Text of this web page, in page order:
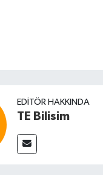
EDITÖR HAKKINDA
TE Bilisim